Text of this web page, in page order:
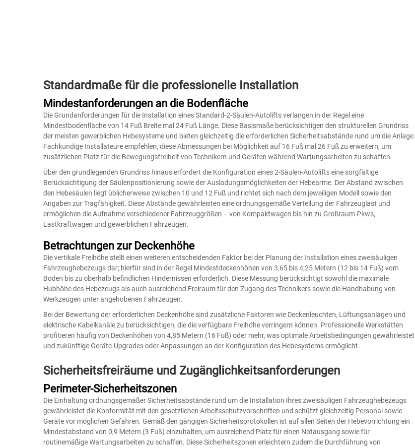
Standardmaße für die professionelle Installation
Mindestanforderungen an die Bodenfläche
Die Grundanforderungen für die Installation eines Standard-2-Säulen-Autolifts verlangen in der Regel eine
Mindestbodenfläche von 14 Fuß Breite mal 24 Fuß Länge. Diese Basismaße berücksichtigen den strukturellen Grundriss
der meisten gewerblichen Hebesysteme und bieten gleichzeitig die erforderlichen Sicherheitsabstände rund um die Anlage.
Fachkundige Installateure empfehlen, diese Abmessungen bei Möglichkeit auf 16 Fuß mal 26 Fuß zu erweitern, um
zusätzlichen Platz für die Bewegungsfreiheit von Technikern und Geräten während Wartungsarbeiten zu schaffen.
Über den grundlegenden Grundriss hinaus erfordert die Konfiguration eines 2-Säulen-Autolifts eine sorgfältige
Berücksichtigung der Säulenpositionierung sowie der Ausladungsmöglichkeiten der Hebearme. Der Abstand zwischen
den Hebesäulen liegt üblicherweise zwischen 10 und 12 Fuß und richtet sich nach dem jeweiligen Modell sowie den
Angaben zur Tragfähigkeit. Diese Abstände gewährleisten eine ordnungsgemäße Verteilung der Fahrzeuglast und
ermöglichen die Aufnahme verschiedener Fahrzeuggrößen – von Kompaktwagen bis hin zu Großraum-Pkws,
Lastkraftwagen und gewerblichen Fahrzeugen.
Betrachtungen zur Deckenhöhe
Die vertikale Freihöhe stellt einen weiteren entscheidenden Faktor bei der Planung der Installation eines zweisäuligen
Fahrzeughebezeugs dar; hierfür sind in der Regel Mindestdeckenhöhen von 3,65 bis 4,25 Metern (12 bis 14 Fuß) vom
Boden bis zu oberhalb befindlichen Hindernissen erforderlich. Diese Messung berücksichtigt sowohl die maximale
Hubhöhe des Hebezeugs als auch ausreichend Freiraum für den Zugang des Technikers sowie die Handhabung von
Werkzeugen unter angehobenen Fahrzeugen.
Bei der Bewertung der erforderlichen Deckenhöhe sind zusätzliche Faktoren wie Deckenleuchten, Lüftungsanlagen und
elektrische Kabelkanäle zu berücksichtigen, die die verfügbare Freihöhe verringern können. Professionelle Werkstätten
profitieren häufig von Deckenhöhen von 4,85 Metern (16 Fuß) oder mehr, was optimale Arbeitsbedingungen gewährleistet
und zukünftige Geräte-Upgrades oder Anpassungen an der Konfiguration des Hebesystems ermöglicht.
Sicherheitsfreiräume und Zugänglichkeitsanforderungen
Perimeter-Sicherheitszonen
Die Einhaltung ordnungsgemäßer Sicherheitsabstände rund um die Installation Ihres zweisäuligen Fahrzeughebezeugs
gewährleistet die Konformität mit den gesetzlichen Arbeitsschutzvorschriften und schützt gleichzeitig Personal sowie
Geräte vor möglichen Gefahren. Gemäß den gängigen Sicherheitsprotokollen ist auf allen Seiten der Hebevorrichtung ein
Mindestabstand von 0,9 Metern (3 Fuß) einzuhalten, um ausreichend Platz für einen Notausgang sowie für
routinemäßige Wartungsarbeiten zu schaffen. Diese Sicherheitszonen erleichtern zudem die Durchführung von